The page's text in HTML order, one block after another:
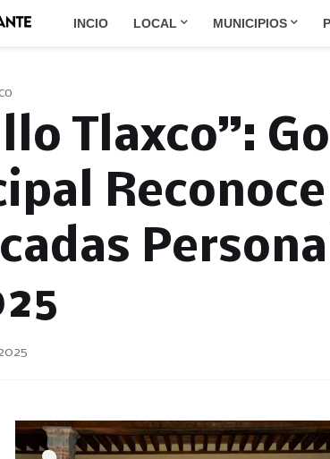
INCIO LOCAL MUNICIPIOS
Tlaxco”:
Reconoce